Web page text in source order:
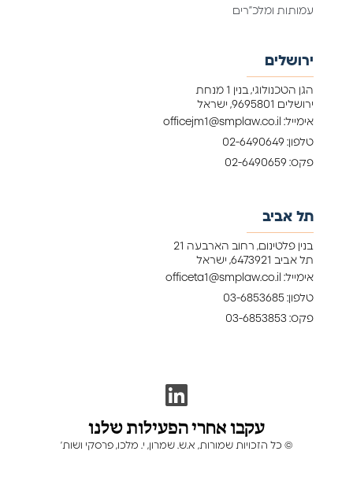
עמותות ומלכ”רים
ירושלים
הגן הטכנולוגי, בנין 1 מנחת
ירושלים 9695801, ישראל
אימייל: officejm1@smplaw.co.il
טלפון: 02-6490649
פקס: 02-6490659
תל אביב
בנין פלטינום, רחוב הארבעה 21
תל אביב 6473921, ישראל
אימייל: officeta1@smplaw.co.il
טלפון: 03-6853685
פקס: 03-6853853
עקבו אחרי הפעילות שלנו
© כל הזכויות שמורות, א.ש. שמרון, י. מלכו, פרסקי ושות’